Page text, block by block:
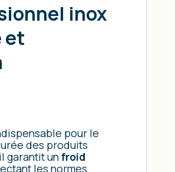
inox
et
pour le
des produits
garantit unfroid
les normes